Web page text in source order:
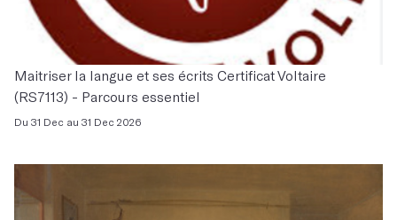
Maitriser la langue et ses écrits Certificat Voltaire
(RS7113) - Parcours essentiel
Du 31 Dec au 31 Dec 2026